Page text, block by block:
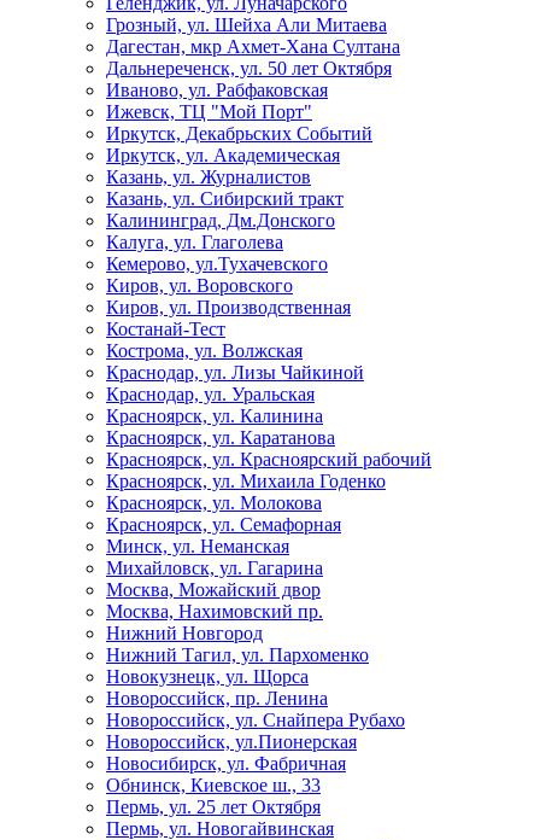
Грозный, ул. Шейха Али Митаева
Дагестан, мкр Ахмет-Хана Султана
Дальнереченск, ул. 50 лет Октября
Иваново, ул. Рабфаковская
Ижевск, ТЦ "Мой Порт"
Иркутск, Декабрьских Событий
Иркутск, ул. Академическая
Казань, ул. Журналистов
Казань, ул. Сибирский тракт
Калининград, Дм.Донского
Калуга, ул. Глаголева
Кемерово, ул.Тухачевского
Киров, ул. Воровского
Киров, ул. Производственная
Костанай-Тест
Кострома, ул. Волжская
Краснодар, ул. Лизы Чайкиной
Краснодар, ул. Уральская
Красноярск, ул. Калинина
Красноярск, ул. Каратанова
Красноярск, ул. Красноярский рабочий
Красноярск, ул. Михаила Годенко
Красноярск, ул. Молокова
Красноярск, ул. Семафорная
Минск, ул. Неманская
Михайловск, ул. Гагарина
Москва, Можайский двор
Москва, Нахимовский пр.
Нижний Новгород
Нижний Тагил, ул. Пархоменко
Новокузнецк, ул. Щорса
Новороссийск, пр. Ленина
Новороссийск, ул. Снайпера Рубахо
Новороссийск, ул.Пионерская
Новосибирск, ул. Фабричная
Обнинск, Киевское ш., 33
Пермь, ул. 25 лет Октября
Пермь, ул. Новогайвинская